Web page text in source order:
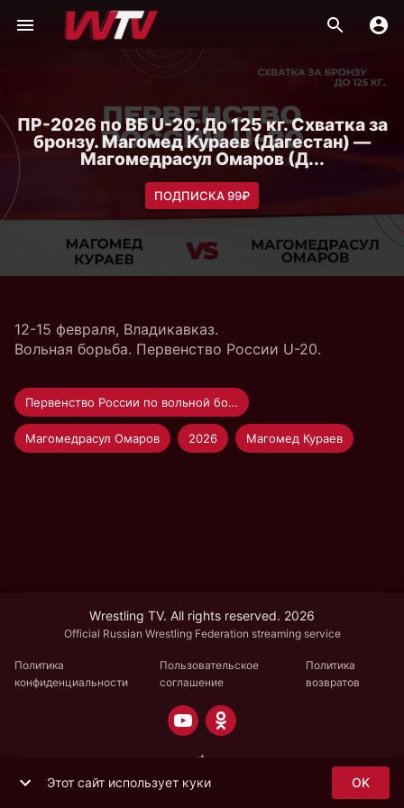
ПР-2026 по ВБ U-20. До 125 кг. Схватка за
бронзу. Магомед Кураев (Дагестан) —
Магомедрасул Омаров (Д...
ПОДПИСКА 99₽
12-15 февраля, Владикавказ.
Вольная борьба. Первенство России U-20.
Первенство России по вольной борьбе U-20
Магомедрасул Омаров 2026 Магомед Кураев
Wrestling TV. All rights reserved. 2026
Official Russian Wrestling Federation streaming service
Политика
конфиденциальности
Пользовательское
соглашение
Политика
возвратов
Этот сайт использует куки OK